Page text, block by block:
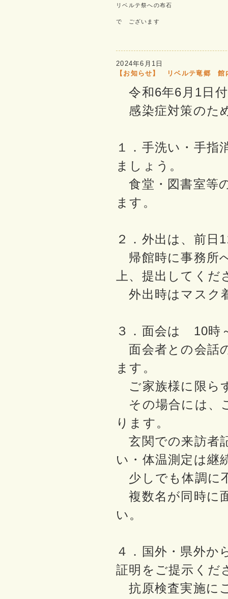
リベルテ祭への布石
で ございます
2024年6月1日
【お知らせ】 リベルテ竜郷 館
令和6年6月1日付
感染症対策のた
１．手洗い・手指
ましょう。
食堂・図書室等
ます。
２．外出は、前日
帰館時に事務所
上、提出してくだ
外出時はマスク
３．面会は 10時
面会者との会話
ます。
ご家族様に限ら
その場合には、
ります。
玄関での来訪者
い・体温測定は継
少しでも体調に
複数名が同時に
い。
４．国外・県外か
証明をご提示くだ
抗原検査実施に